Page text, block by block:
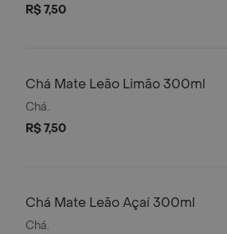
R$ 7,50
Chá Mate Leão Limão 300ml
Chá.
R$ 7,50
Chá Mate Leão Açaí 300ml
Chá.